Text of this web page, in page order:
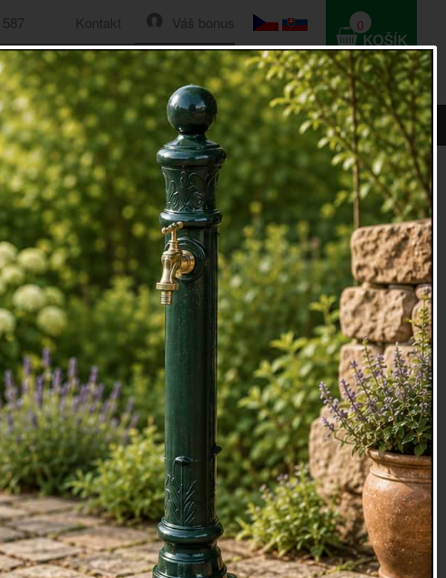
Váš bonus
Kontakt
HLEDAT
0
0 Kč
litinová
75x8x40cm litinová
má rozměr 75x8x40cm bude vaším skvělým pomocníkem v
špíně, kterou vnášíme do bytů a domů. Rohožka je velmi
díky litině, z níž je vyrobená. Její součástí je 6 řad kartáčků, o
očistit si obuv. Rohožka má praktický půlkruhový tvar.
2 roky
1.025 Kč